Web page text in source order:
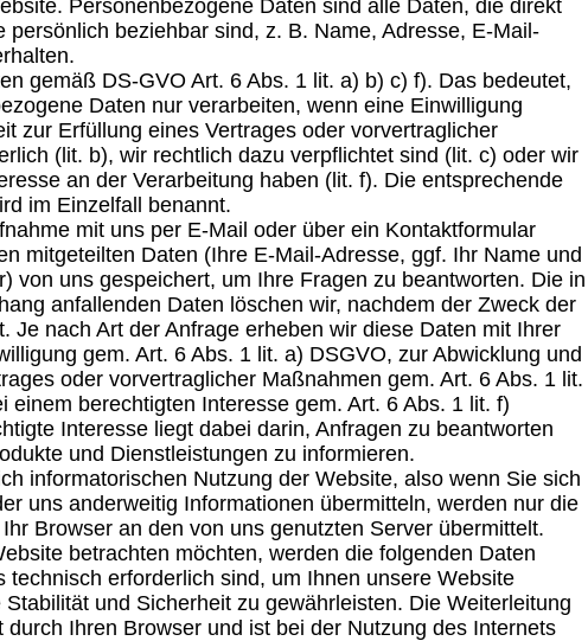
Personenbezogene Daten sind alle Daten, die direkt
persönlich beziehbar sind, z. B. Name, Adresse, E-Mail-
gemäß DS-GVO Art. 6 Abs. 1 lit. a) b) c) f). Das bedeutet,
Daten nur verarbeiten, wenn eine Einwilligung
zur Erfüllung eines Vertrages oder vorvertraglicher
(lit. b), wir rechtlich dazu verpflichtet sind (lit. c) oder wir
an der Verarbeitung haben (lit. f). Die entsprechende
im Einzelfall benannt.
mit uns per E-Mail oder über ein Kontaktformular
mitgeteilten Daten (Ihre E-Mail-Adresse, ggf. Ihr Name und
von uns gespeichert, um Ihre Fragen zu beantworten. Die in
anfallenden Daten löschen wir, nachdem der Zweck der
Je nach Art der Anfrage erheben wir diese Daten mit Ihrer
gem. Art. 6 Abs. 1 lit. a) DSGVO, zur Abwicklung und
oder vorvertraglicher Maßnahmen gem. Art. 6 Abs. 1 lit.
einem berechtigten Interesse gem. Art. 6 Abs. 1 lit. f)
Interesse liegt dabei darin, Anfragen zu beantworten
und Dienstleistungen zu informieren.
informatorischen Nutzung der Website, also wenn Sie sich
uns anderweitig Informationen übermitteln, werden nur die
Browser an den von uns genutzten Server übermittelt.
betrachten möchten, werden die folgenden Daten
technisch erforderlich sind, um Ihnen unsere Website
und Sicherheit zu gewährleisten. Die Weiterleitung
durch Ihren Browser und ist bei der Nutzung des Internets